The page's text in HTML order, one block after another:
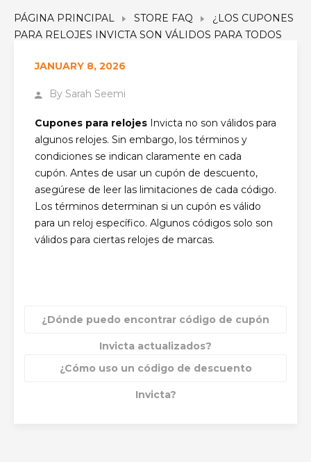
PÁGINA PRINCIPAL STORE FAQ
¿LOS CUPONES
PARA RELOJES INVICTA SON VÁLIDOS PARA TODOS
JANUARY 8, 2026
By Sarah Seemi
Cupones para relojes Invicta no son válidos para
algunos relojes. Sin embargo, los términos y
condiciones se indican claramente en cada
cupón. Antes de usar un cupón de descuento,
asegúrese de leer las limitaciones de cada código.
Los términos determinan si un cupón es válido
para un reloj específico. Algunos códigos solo son
válidos para ciertas relojes de marcas.
¿Dónde puedo encontrar código de cupón
Invicta actualizados?
¿Cómo uso un código de descuento
Invicta?